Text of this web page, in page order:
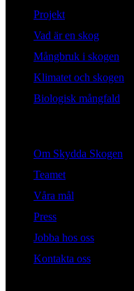
Projekt
Vad är en skog
Mångbruk i skogen
Klimatet och skogen
Biologisk mångfald
Om Skydda Skogen
Teamet
Våra mål
Press
Jobba hos oss
Kontakta oss